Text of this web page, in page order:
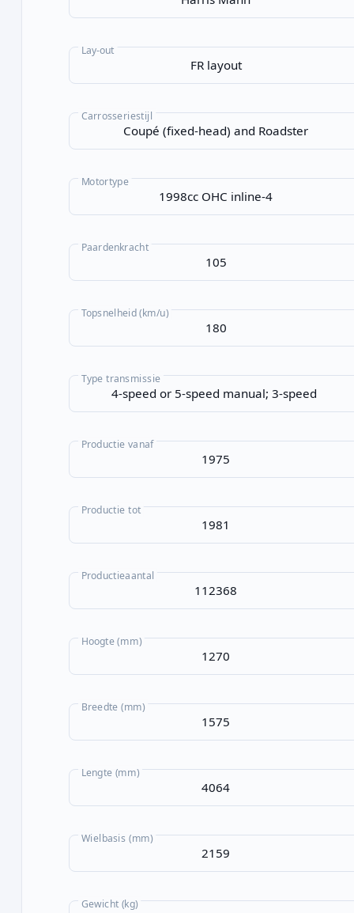
Lay-out
Carrosseriestijl
Motortype
Paardenkracht
Topsnelheid (km/u)
Type transmissie
Productie vanaf
Productie tot
Productieaantal
Hoogte (mm)
Breedte (mm)
Lengte (mm)
Wielbasis (mm)
Gewicht (kg)